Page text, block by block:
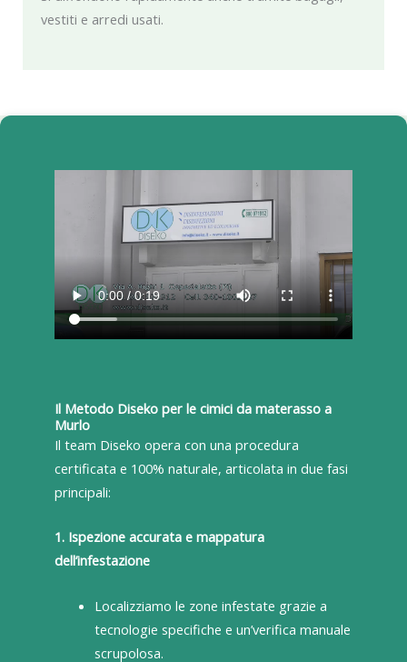
vestiti e arredi usati.
Il Metodo Diseko per le cimici da materasso a
Murlo
Il team Diseko opera con una procedura
certificata e 100% naturale, articolata in due fasi
principali:
1. Ispezione accurata e mappatura
dell’infestazione
Localizziamo le zone infestate grazie a
tecnologie specifiche e un’verifica manuale
scrupolosa.